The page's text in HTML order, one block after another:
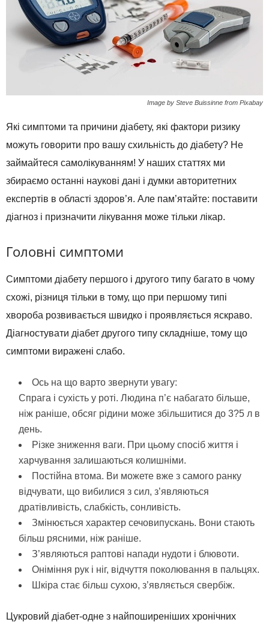
Image by Steve Buissinne from Pixabay
Які симптоми та причини діабету, які фактори ризику
можуть говорити про вашу схильність до діабету? Не
займайтеся самолікуванням! У наших статтях ми
збираємо останні наукові дані і думки авторитетних
експертів в області здоров’я. Але пам’ятайте: поставити
діагноз і призначити лікування може тільки лікар.
Головні симптоми
Симптоми діабету першого і другого типу багато в чому
схожі, різниця тільки в тому, що при першому типі
хвороба розвивається швидко і проявляється яскраво.
Діагностувати діабет другого типу складніше, тому що
симптоми виражені слабо.
Ось на що варто звернути увагу:
Спрага і сухість у роті. Людина п’є набагато більше,
ніж раніше, обсяг рідини може збільшитися до 3?5 л в
день.
Різке зниження ваги. При цьому спосіб життя і
харчування залишаються колишніми.
Постійна втома. Ви можете вже з самого ранку
відчувати, що вибилися з сил, з’являються
дратівливість, слабкість, сонливість.
Змінюється характер сечовипускань. Вони стають
більш рясними, ніж раніше.
З’являються раптові напади нудоти і блювоти.
Оніміння рук і ніг, відчуття поколювання в пальцях.
Шкіра стає більш сухою, з’являється свербіж.
Цукровий діабет-одне з найпоширеніших хронічних